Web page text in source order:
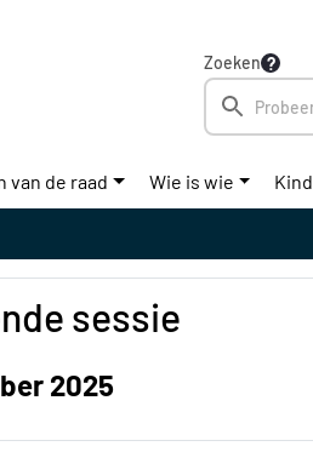
Zoeken
van de raad Wie is wie
sessie
2025